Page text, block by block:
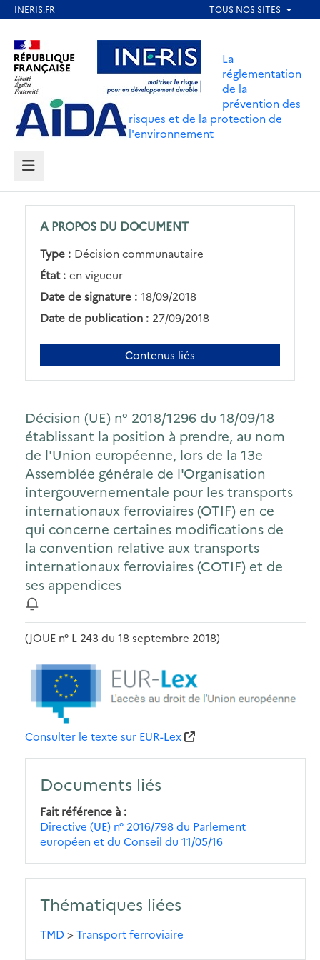
contenu
principal
Aller au contenu Aller au menu
Aller au pied de page
La
réglementation
de la
prévention des
risques et de la protection de
l'environnement
MENU
A PROPOS DU DOCUMENT
Type : Décision communautaire
État : en vigueur
Date de signature : 18/09/2018
Date de publication : 27/09/2018
Contenus liés
Décision (UE) n° 2018/1296 du 18/09/18
établissant la position à prendre, au nom
de l'Union européenne, lors de la 13e
Assemblée générale de l'Organisation
intergouvernementale pour les transports
internationaux ferroviaires (OTIF) en ce
qui concerne certaines modifications de
la convention relative aux transports
internationaux ferroviaires (COTIF) et de
ses appendices
(JOUE n° L 243 du 18 septembre 2018)
Consulter le texte sur EUR-Lex
Documents liés
Fait référence à
Directive (UE) n° 2016/798 du Parlement
européen et du Conseil du 11/05/16
Thématiques liées
TMD>Transport ferroviaire